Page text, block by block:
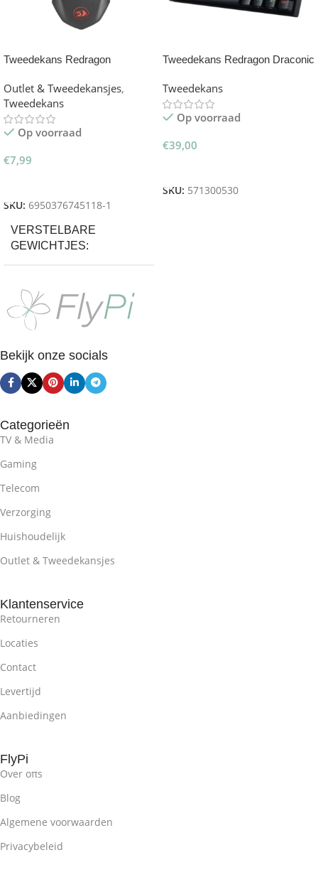
Tweedekans Redragon
Gaming Muis
Outlet & Tweedekansjes,
Tweedekans
Op voorraad
€7,99
SKU: 6950376745118-1
VERSTELBARE
GEWICHTJES
Tweedekans Redragon Draconic
Tweedekans
Op voorraad
€39,00
SKU: 571300530
Bekijk onze socials
Categorieën
TV & Media
Gaming
Telecom
Verzorging
Huishoudelijk
Outlet & Tweedekansjes
Klantenservice
Retourneren
Locaties
Contact
Levertijd
Aanbiedingen
FlyPi
Over oπs
Blog
Algemene voorwaarden
Privacybeleid